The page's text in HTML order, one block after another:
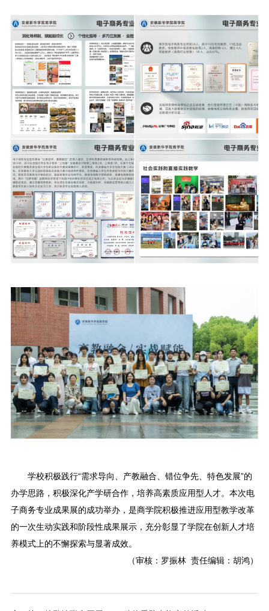
学校积极践行“需求导向、产教融合、错位争先、特色发展”的
办学思路，积极深化产学研合作，培养高素质应用型人才。本次电
子商务专业成果展的成功举办，是商学院积极推进应用型教学改革
的一次生动实践和阶段性成果展示，充分彰显了学院在创新人才培
养模式上的不懈探索与显著成效。
（审核：罗振林 责任编辑：胡鸿）